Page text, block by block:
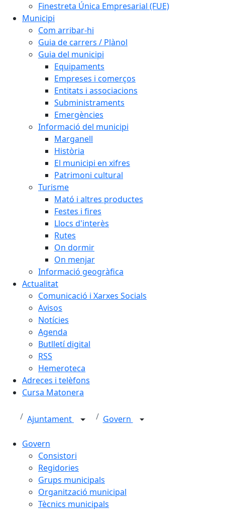
Finestreta Única Empresarial (FUE)
Municipi
Com arribar-hi
Guia de carrers / Plànol
Guia del municipi
Equipaments
Empreses i comerços
Entitats i associacions
Subministraments
Emergències
Informació del municipi
Marganell
Història
El municipi en xifres
Patrimoni cultural
Turisme
Mató i altres productes
Festes i fires
Llocs d'interès
Rutes
On dormir
On menjar
Informació geogràfica
Actualitat
Comunicació i Xarxes Socials
Avisos
Notícies
Agenda
Butlletí digital
RSS
Hemeroteca
Adreces i telèfons
Cursa Matonera
Ajuntament Govern
Govern
Consistori
Regidories
Grups municipals
Organització municipal
Tècnics municipals